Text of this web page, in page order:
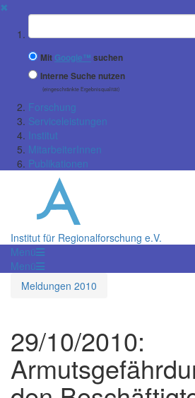
✖
Suchbegriff
Mit Google™ suchen
Interne Suche nutzen
(eingeschränkte Ergebnisqualität)
Forschung
Serviceleistungen
Institut
MitarbeiterInnen
Publikationen
Institut für Regionalforschung e.V.
Menü
Menü
Meldungen 2010
29/10/2010: